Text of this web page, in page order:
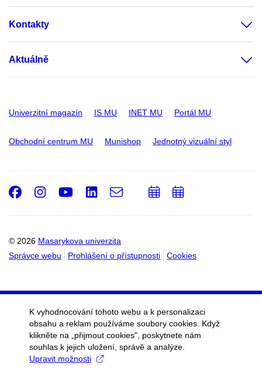
Kontakty
Aktuálně
Univerzitní magazín IS MU INET MU Portál MU
Obchodní centrum MU Munishop Jednotný vizuální styl
© 2026 Masarykova univerzita
Správce webu
Prohlášení o přístupnosti Cookies
Facebook
Instagram
Youtube
LinkedIn
e-
PřidatPřidat
K vyhodnocování tohoto webu a k personalizaci
obsahu a reklam používáme soubory cookies. Když
klikněte na „přijmout cookies", poskytnete nám
souhlas k jejich uložení, správě a analýze.
Upravit možnosti